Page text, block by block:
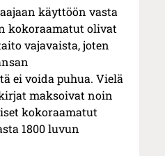
käyttöön vasta
kokoraamatut olivat
vajavaista, joten
ei voida puhua. Vielä
maksoivat noin
kokoraamatut
1800 luvun